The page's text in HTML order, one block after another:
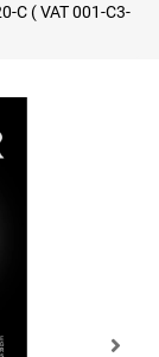
C ( VAT 001-C3-